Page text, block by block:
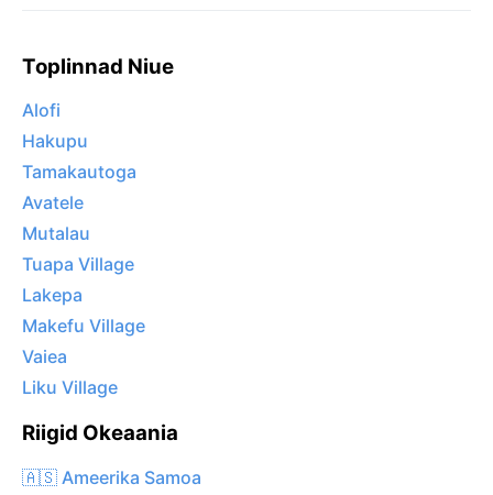
Toplinnad Niue
Alofi
Hakupu
Tamakautoga
Avatele
Mutalau
Tuapa Village
Lakepa
Makefu Village
Vaiea
Liku Village
Riigid Okeaania
🇦🇸 Ameerika Samoa